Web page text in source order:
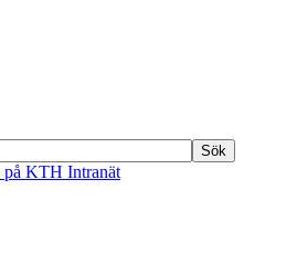
Sök
på KTH Intranät